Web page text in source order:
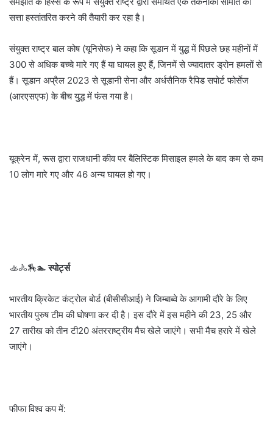
सत्ता हस्तांतरित करने की तैयारी कर रहा है।
संयुक्त राष्ट्र बाल कोष (यूनिसेफ) ने कहा कि सूडान में युद्ध में पिछले छह महीनों में
300 से अधिक बच्चे मारे गए हैं या घायल हुए हैं, जिनमें से ज्यादातर ड्रोन हमलों से
हैं। सूडान अप्रैल 2023 से सूडानी सेना और अर्धसैनिक रैपिड सपोर्ट फोर्सेज
(आरएसएफ) के बीच युद्ध में फंस गया है।
यूक्रेन में, रूस द्वारा राजधानी कीव पर बैलिस्टिक मिसाइल हमले के बाद कम से कम
10 लोग मारे गए और 46 अन्य घायल हो गए।
🚣🚴🏇🏊स्पोर्ट्स
भारतीय क्रिकेट कंट्रोल बोर्ड (बीसीसीआई) ने जिम्बाब्वे के आगामी दौरे के लिए
भारतीय पुरुष टीम की घोषणा कर दी है। इस दौरे में इस महीने की 23, 25 और
27 तारीख को तीन टी20 अंतरराष्ट्रीय मैच खेले जाएंगे। सभी मैच हरारे में खेले
जाएंगे।
फीफा विश्व कप में: